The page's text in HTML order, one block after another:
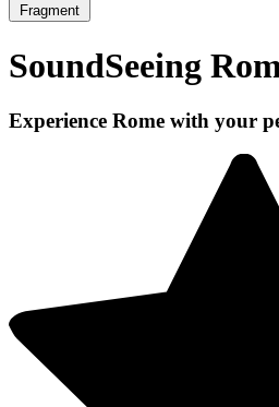
Fragment
SoundSeeing
Experience Rome with your